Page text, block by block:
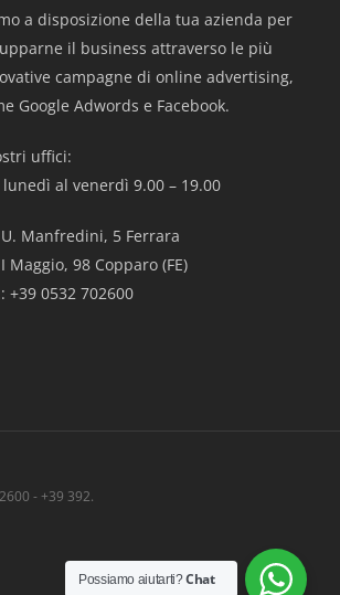
a disposizione della tua azienda per
il business attraverso le più
campagne di online advertising,
Google Adwords e Facebook.
uffici:
lunedì al venerdì 9.00 – 19.00
Manfredini, 5 Ferrara
Maggio, 98 Copparo (FE)
+39 0532 702600
- +39 392.
Possiamo aiutarti?Chat